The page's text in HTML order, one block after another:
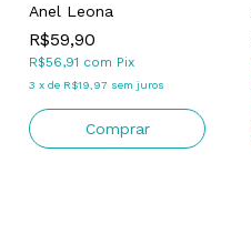
Anel Leona
R$59,90
R$56,91 com Pix
3 x de R$19,97 sem juros
Comprar